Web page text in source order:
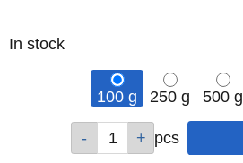
Remainder
In stock
100 g 250 g 500 g
pcs